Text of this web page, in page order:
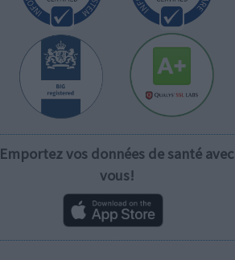
Emportez vos données de santé avec
vous!